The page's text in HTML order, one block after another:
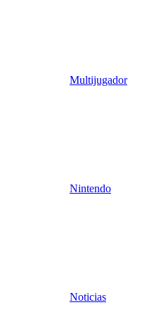
Multijugador
Nintendo
Noticias